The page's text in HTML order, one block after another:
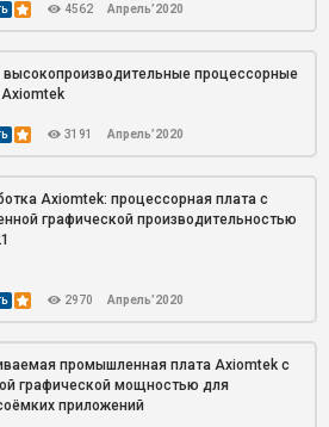
4562 Апрель’2020
высокопроизводительные процессорные
3191 Апрель’2020
Axiomtek: процессорная плата с
графической производительностью
2970 Апрель’2020
промышленная плата Axiomtek с
графической мощностью для
приложений